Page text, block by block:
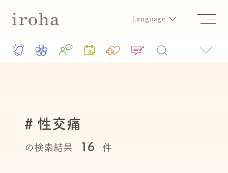
Language
# 性交痛
の検索結果 16 件